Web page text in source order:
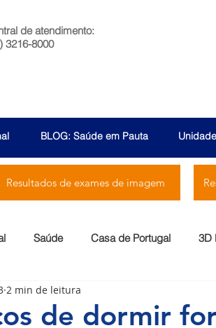
de atendimento:
3216-8000
BLOG: Saúde em Pauta
Resultados de exames de imagem
Saúde Casa de Portugal 3D
Menssana
de dormir
2 min de leitura